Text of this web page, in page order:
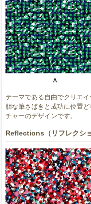
テーマである自由でクリエ
胆な筆さばきと成功に位置
チャーのデザインです。
Reflections（リフレクショ